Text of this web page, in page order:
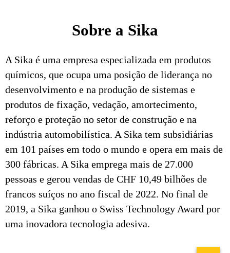
Sobre a Sika
A Sika é uma empresa especializada em produtos
químicos, que ocupa uma posição de liderança no
desenvolvimento e na produção de sistemas e
produtos de fixação, vedação, amortecimento,
reforço e proteção no setor de construção e na
indústria automobilística. A Sika tem subsidiárias
em 101 países em todo o mundo e opera em mais de
300 fábricas. A Sika emprega mais de 27.000
pessoas e gerou vendas de CHF 10,49 bilhões de
francos suíços no ano fiscal de 2022. No final de
2019, a Sika ganhou o Swiss Technology Award por
uma inovadora tecnologia adesiva.